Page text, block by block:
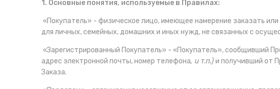
1. Основные понятия, используемые в Правилах:
«Покупатель» - физическое лицо, имеющее намерение заказать
для личных, семейных, домашних и иных нужд, не связанных с
«Зарегистрированный Покупатель» - «Покупатель», сообщивший
адрес электронной почты, номер телефона, и т.п.)и получивший от
Заказа.